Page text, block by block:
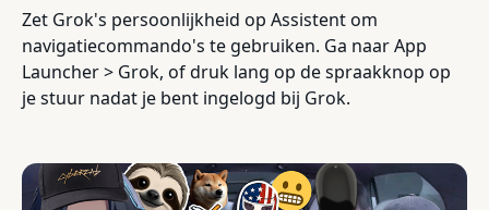
Zet Grok's persoonlijkheid op Assistent om
navigatiecommando's te gebruiken. Ga naar App
Launcher > Grok, of druk lang op de spraakknop op
je stuur nadat je bent ingelogd bij Grok.